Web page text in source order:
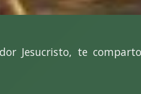
Jesucristo, te